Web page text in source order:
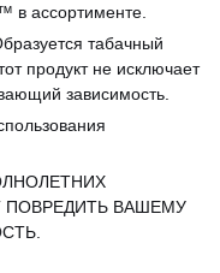
в ассортименте.
табачный
продукт не исключает
зависимость.
ВАШЕМУ